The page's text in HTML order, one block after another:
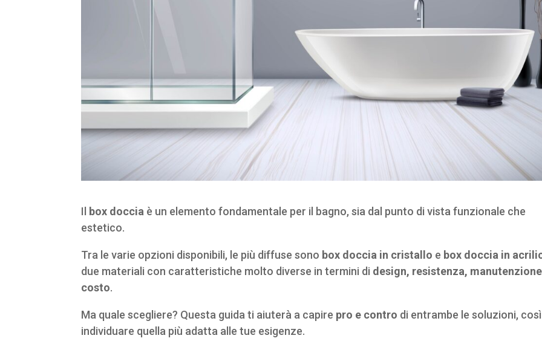
Il box doccia è un elemento fondamentale per il bagno, sia dal punto di vista funzionale che
estetico.
Tra le varie opzioni disponibili, le più diffuse sono box doccia in cristallo e box doccia in
due materiali con caratteristiche molto diverse in termini di design, resistenza,
costo.
Ma quale scegliere? Questa guida ti aiuterà a capire pro e contro di entrambe le soluzioni,
individuare quella più adatta alle tue esigenze.